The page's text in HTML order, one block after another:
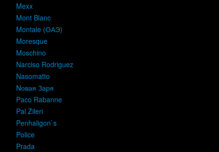
Mexx
Mont Blanc
Montale (ОАЭ)
Moresque
Moschino
Narciso Rodriguez
Nasomatto
Nовая Заря
Paco Rabanne
Pal Zileri
Penhaligon`s
Police
Prada